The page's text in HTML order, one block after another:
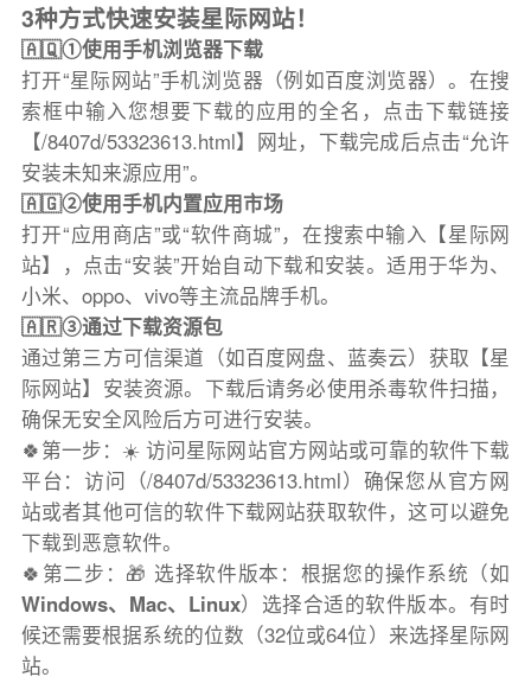
3种方式快速安装星际网站！
🇦🇶①使用手机浏览器下载
打开“星际网站”手机浏览器（例如百度浏览器）。在搜
索框中输入您想要下载的应用的全名，点击下载链接
【/8407d/53323613.html】网址，下载完成后点击“允许
安装未知来源应用”。
🇦🇬②使用手机内置应用市场
打开“应用商店”或“软件商城”，在搜索中输入【星际网
站】，点击“安装”开始自动下载和安装。适用于华为、
小米、oppo、vivo等主流品牌手机。
🇦🇷③通过下载资源包
通过第三方可信渠道（如百度网盘、蓝奏云）获取【星
际网站】安装资源。下载后请务必使用杀毒软件扫描，
确保无安全风险后方可进行安装。
🍀第一步：☀️ 访问星际网站官方网站或可靠的软件下载
平台：访问（/8407d/53323613.html）确保您从官方网
站或者其他可信的软件下载网站获取软件，这可以避免
下载到恶意软件。
🍀第二步：🎁 选择软件版本：根据您的操作系统（如
Windows、Mac、Linux）选择合适的软件版本。有时
候还需要根据系统的位数（32位或64位）来选择星际网
站。